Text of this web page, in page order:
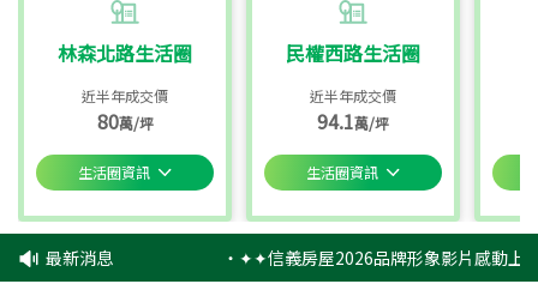
林森北路生活圈
近半年成交價
80萬/坪
生活圈資訊
民權西路生活圈
近半年成交價
94.1萬/坪
生活圈資訊
最新消息 ‧✦✦信義房屋2026品牌形象影片感動上